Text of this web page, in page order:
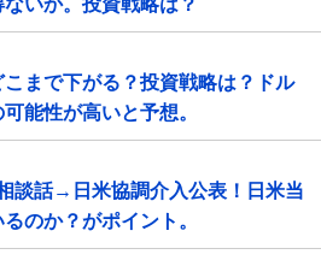
ないか。投資戦略は？
まで下がる？投資戦略は？ドル
能性が高いと予想。
談話→日米協調介入公表！日米当
のか？がポイント。